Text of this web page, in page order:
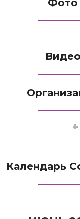
Фото
Видео
Календарь